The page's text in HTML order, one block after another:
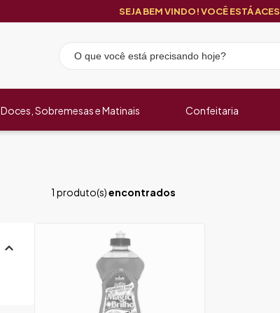
SEJA BEM VINDO! VOCÊ ESTÁ
Doces, Sobremesas e Matinais Confeitaria
1 produto(s)encontrados